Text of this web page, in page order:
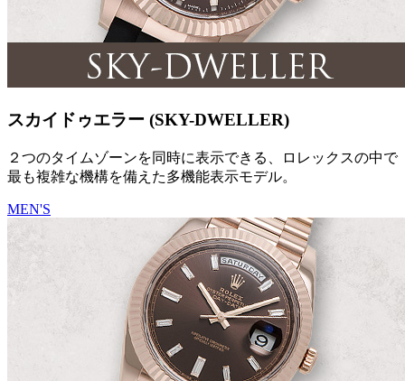
スカイドゥエラー (SKY-DWELLER)
２つのタイムゾーンを同時に表示できる、ロレックスの中で
最も複雑な機構を備えた多機能表示モデル。
MEN'S